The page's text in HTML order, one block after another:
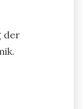
der